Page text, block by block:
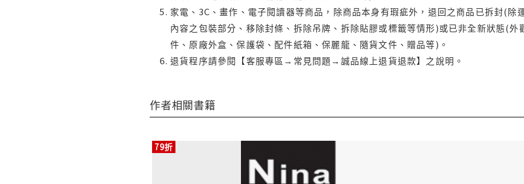
家電、3C、畫作、電子閱讀器等商品，除商品本身有瑕疵外，退回之商品已拆封(
內容之包裝部分、移除封條、拆除吊牌、拆除貼膠或標籤等情形)或已非全新狀態(
件、原廠外盒、保護袋、配件紙箱、保麗龍、隨貨文件、贈品等)。
退貨程序請參閱【客服專區→常見問題→誠品線上退貨退款】之說明。
作者相關書籍
79折